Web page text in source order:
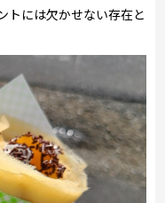
トには欠かせない存在と